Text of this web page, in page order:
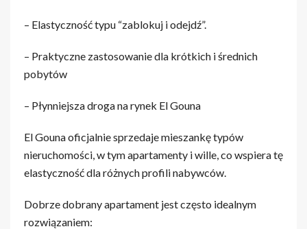
– Elastyczność typu “zablokuj i odejdź”.
– Praktyczne zastosowanie dla krótkich i średnich
pobytów
– Płynniejsza droga na rynek El Gouna
El Gouna oficjalnie sprzedaje mieszankę typów
nieruchomości, w tym apartamenty i wille, co wspiera tę
elastyczność dla różnych profili nabywców.
Dobrze dobrany apartament jest często idealnym
rozwiązaniem: